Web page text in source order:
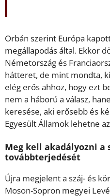
Orbán szerint Európa
megállapodás által. Ekkor
Németország és
hátteret, de mint mondta,
elég erős ahhoz, hogy ezt
nem a háború a válasz,
keresése, aki erősebb és
Egyesült Államok lehetne
Meg kell akadályozni a
továbbterjedését
Újra megjelent a száj- és
Moson-Sopron megyei